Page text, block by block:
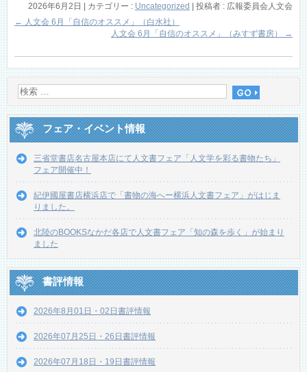
2026年6月2日 カテゴリー : Uncategorized
投稿者 : 広報委員会人文会
← 人文会 6月「自信のオススメ」（白水社）
人文会 6月「自信のオススメ」（みすず書房）
→
フェア・イベント情報
三省堂書店名古屋本店にて人文書フェア「人文学を彩る書物たち」
フェア開催中！
紀伊國屋書店横浜店で「書物の海へー横浜人文書フェア」がはじま
りました。
北陸のBOOKSなかだ各店で人文書フェア「知の森を歩く」が始まり
ました
書評情報
2026年8月01日・02日書評情報
2026年07月25日・26日書評情報
2026年07月18日・19日書評情報